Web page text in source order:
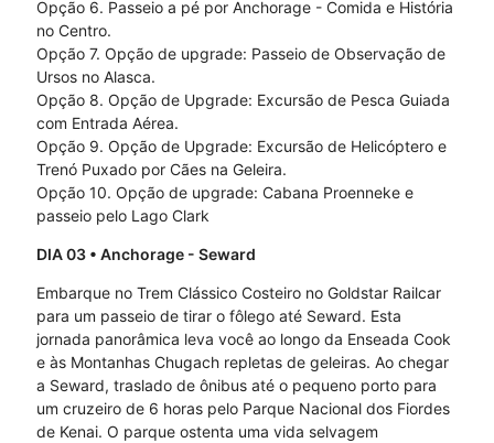
Opção 6. Passeio a pé por Anchorage - Comida e História
no Centro.
Opção 7. Opção de upgrade: Passeio de Observação de
Ursos no Alasca.
Opção 8. Opção de Upgrade: Excursão de Pesca Guiada
com Entrada Aérea.
Opção 9. Opção de Upgrade: Excursão de Helicóptero e
Trenó Puxado por Cães na Geleira.
Opção 10. Opção de upgrade: Cabana Proenneke e
passeio pelo Lago Clark
DIA 03• Anchorage - Seward
Embarque no Trem Clássico Costeiro no Goldstar Railcar
para um passeio de tirar o fôlego até Seward. Esta
jornada panorâmica leva você ao longo da Enseada Cook
e às Montanhas Chugach repletas de geleiras. Ao chegar
a Seward, traslado de ônibus até o pequeno porto para
um cruzeiro de 6 horas pelo Parque Nacional dos Fiordes
de Kenai. O parque ostenta uma vida selvagem